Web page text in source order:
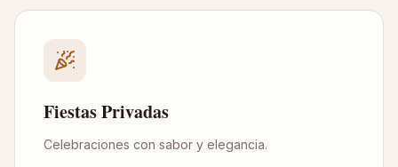
Fiestas Privadas
Celebraciones con sabor y elegancia.